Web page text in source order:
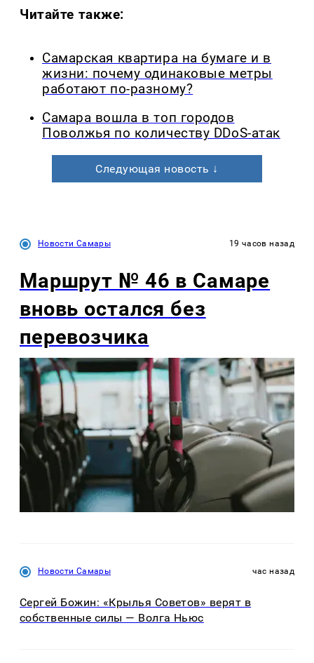
Читайте также:
Самарская квартира на бумаге и в
жизни: почему одинаковые метры
работают по-разному?
Самара вошла в топ городов
Поволжья по количеству DDoS-атак
Следующая новость ↓
Новости Самары 19 часов назад
Маршрут № 46 в Самаре
вновь остался без
перевозчика
Новости Самары час назад
Сергей Божин: «Крылья Советов» верят в
собственные силы — Волга Ньюс